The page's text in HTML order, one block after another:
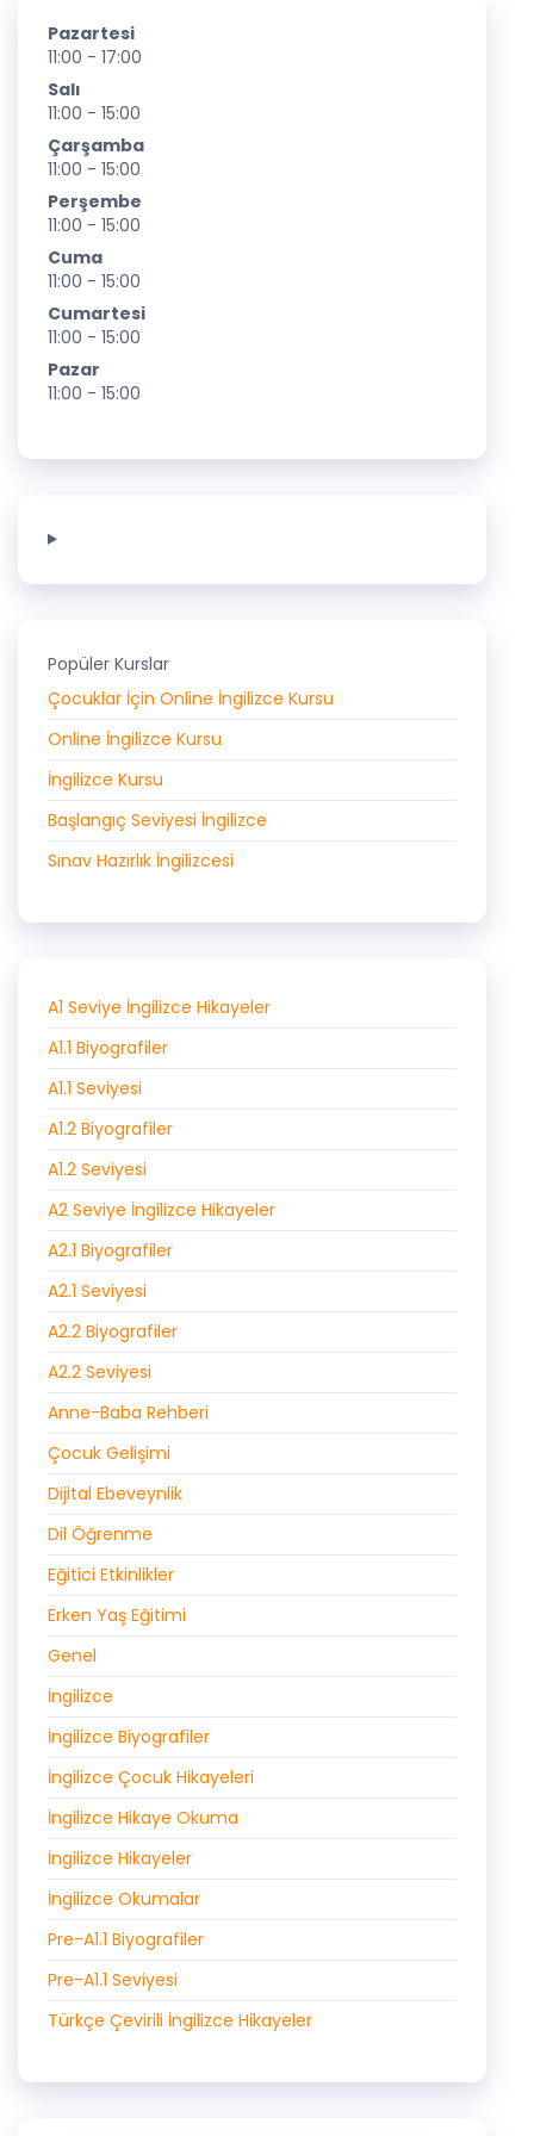
Pazartesi
11:00 - 17:00
Salı
11:00 - 15:00
Çarşamba
11:00 - 15:00
Perşembe
11:00 - 15:00
Cuma
11:00 - 15:00
Cumartesi
11:00 - 15:00
Pazar
11:00 - 15:00
Popüler Kurslar
Çocuklar İçin Online İngilizce Kursu
Online İngilizce Kursu
İngilizce Kursu
Başlangıç Seviyesi İngilizce
Sınav Hazırlık İngilizcesi
A1 Seviye İngilizce Hikayeler
A1.1 Biyografiler
A1.1 Seviyesi
A1.2 Biyografiler
A1.2 Seviyesi
A2 Seviye İngilizce Hikayeler
A2.1 Biyografiler
A2.1 Seviyesi
A2.2 Biyografiler
A2.2 Seviyesi
Anne-Baba Rehberi
Çocuk Gelişimi
Dijital Ebeveynlik
Dil Öğrenme
Eğitici Etkinlikler
Erken Yaş Eğitimi
Genel
İngilizce
İngilizce Biyografiler
İngilizce Çocuk Hikayeleri
İngilizce Hikaye Okuma
İngilizce Hikayeler
İngilizce Okumalar
Pre-A1.1 Biyografiler
Pre-A1.1 Seviyesi
Türkçe Çevirili İngilizce Hikayeler